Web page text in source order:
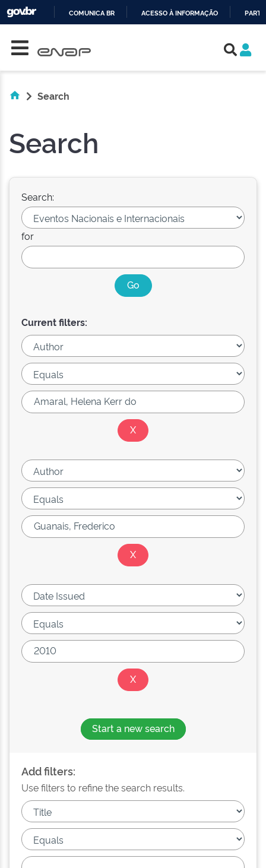
COMUNICA BR ACESSO À INFORMAÇÃO
Search
Search
Search:
for
Current filters:
Start a new search
Add filters:
Use filters to refine the search results.